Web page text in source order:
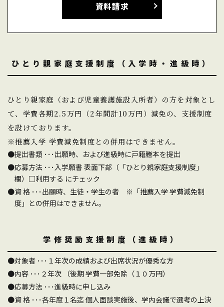
資料請求
ひとり親家庭支援制度（入学時・進級時）
ひとり親家庭（および児童養護施設入所者）の方を対象とし
て、学費各期2.5万円（2年間計10万円）減免の、支援制度
を設けております。
※推薦入学 学費減免制度との併用はできません。
提出書類 ･･･出願時、および進級時に戸籍謄本を提出
応募方法 ･･･入学願書 表面下部（「ひとり親家庭支援制度」
欄）□利用する にチェック
資 格 ･･･出願時、生徒・学生の者 ※「推薦入学 学費減免制
度」との併用はできません。
学修奨励支援制度（進級時）
対象者 ･･･１年次の成績および出席状況が優秀な方
内容 ･･･２年次 （後期 学費一部免除（１０万円）
応募方法 ･･･進級時に申し込み
資 格 ･･･各年度１名迄 個人面談実施後、学内会議で選考の上決